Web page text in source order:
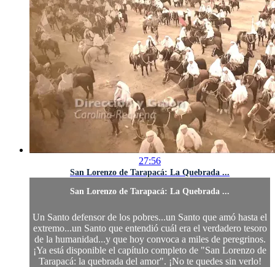
27:56
San Lorenzo de Tarapacá: La Quebrada ...
San Lorenzo de Tarapacá: La Quebrada ...
Un Santo defensor de los pobres...un Santo que amó hasta el
extremo...un Santo que entendió cuál era el verdadero tesoro
de la humanidad...y que hoy convoca a miles de peregrinos.
¡Ya está disponible el capítulo completo de "San Lorenzo de
Tarapacá: la quebrada del amor". ¡No te quedes sin verlo!